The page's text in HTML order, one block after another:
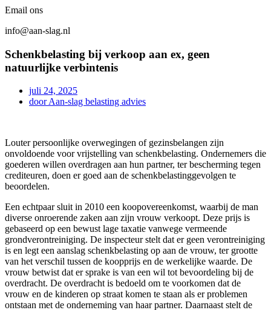
Email ons
info@aan-slag.nl
Schenkbelasting bij verkoop aan ex, geen
natuurlijke verbintenis
juli 24, 2025
doorAan-slag belasting advies
Louter persoonlijke overwegingen of gezinsbelangen zijn
onvoldoende voor vrijstelling van schenkbelasting. Ondernemers die
goederen willen overdragen aan hun partner, ter bescherming tegen
crediteuren, doen er goed aan de schenkbelastinggevolgen te
beoordelen.
Een echtpaar sluit in 2010 een koopovereenkomst, waarbij de man
diverse onroerende zaken aan zijn vrouw verkoopt. Deze prijs is
gebaseerd op een bewust lage taxatie vanwege vermeende
grondverontreiniging. De inspecteur stelt dat er geen verontreiniging
is en legt een aanslag schenkbelasting op aan de vrouw, ter grootte
van het verschil tussen de koopprijs en de werkelijke waarde. De
vrouw betwist dat er sprake is van een wil tot bevoordeling bij de
overdracht. De overdracht is bedoeld om te voorkomen dat de
vrouw en de kinderen op straat komen te staan als er problemen
ontstaan met de onderneming van haar partner. Daarnaast stelt de